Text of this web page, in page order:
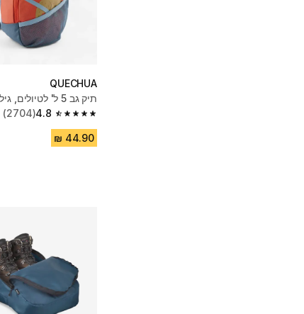
QUECHUA
תיק גב 5 ל' לטיולים, גיל 2-5, MH100
4.8
4.8 out of 5 stars from 2704 reviews
(2704)